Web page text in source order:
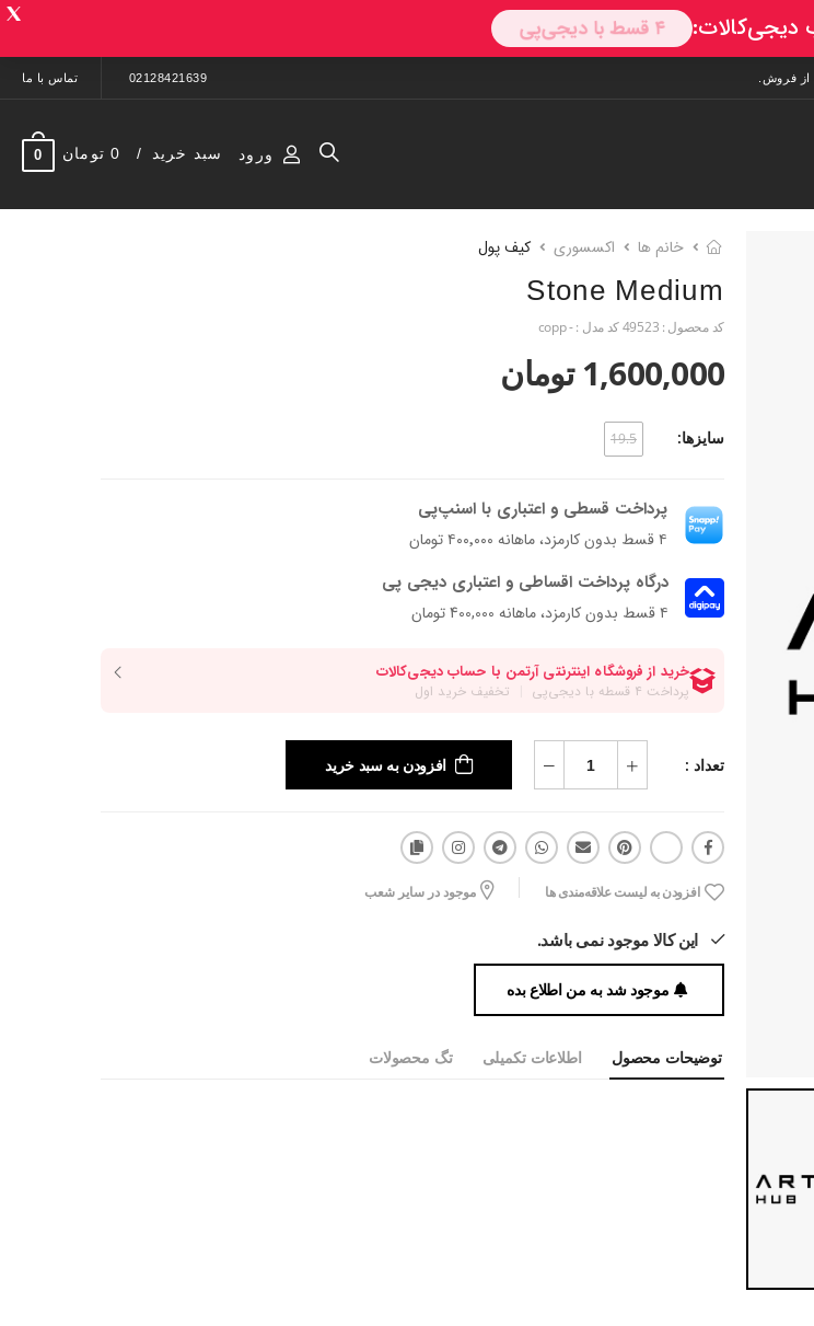
02128421639 تماس با ما
ورود سبد خرید 0 تومان 0
خانم ها اکسسوری کیف پول
Stone Medium
کد محصول : 49523کد مدل :- copp
1,600,000 تومان
سایزها: 19.5
پرداخت قسطی و اعتباری با اسنپ‌پی
۴ قسط بدون کارمزد، ماهانه ۴۰۰٬۰۰۰ تومان
درگاه پرداخت اقساطی و اعتباری دیجی پی
۴ قسط بدون کارمزد، ماهانه 400,000 تومان
تعداد : افزودن به سبد خرید
افزودن به لیست علاقه‌مندی ها موجود در سایر شعب
این کالا موجود نمی باشد.
موجود شد به من اطلاع بده
توضیحات محصول اطلاعات تکمیلی تگ محصولات